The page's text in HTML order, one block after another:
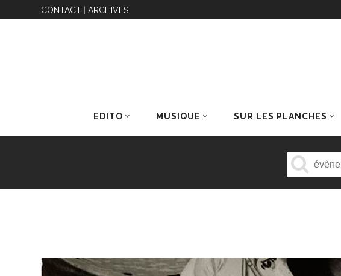
CONTACT |ARCHIVES
EDITO MUSIQUE SUR LES PLANCHES